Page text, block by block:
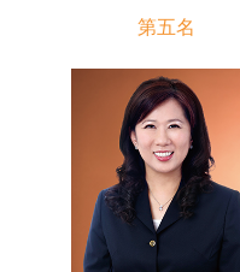
第五名